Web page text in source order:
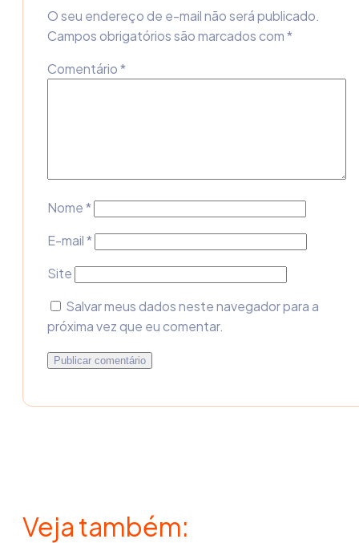
O seu endereço de e-mail não será publicado.
Campos obrigatórios são marcados com*
Comentário*
Nome*
E-mail*
Site
Salvar meus dados neste navegador para a
próxima vez que eu comentar.
Veja também: